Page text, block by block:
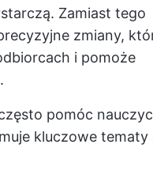
Zamiast tego
zmiany,
i pomoże
pomóc
kluczowe tematy